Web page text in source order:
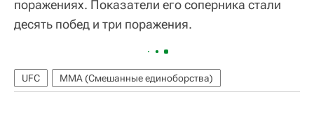
поражениях. Показатели его соперника стали
десять побед и три поражения.
UFC ММА (Смешанные единоборства)